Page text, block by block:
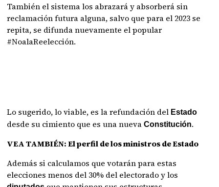
También el sistema los abrazará y absorberá sin
reclamación futura alguna, salvo que para el 2023 se
repita, se difunda nuevamente el popular
#NoalaReelección.
Lo sugerido, lo viable, es la refundación del Estado
desde su cimiento que es una nuevaConstitución.
VEA TAMBIÉN:El perfil de los ministros de Estado
Además si calculamos que votarán para estas
elecciones menos del 30% del electorado y los